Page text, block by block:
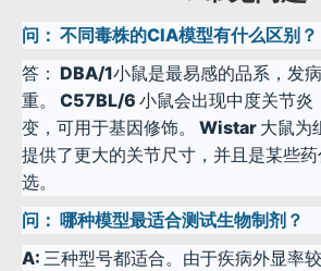
问： 不同毒株的CIA模型有什么区别？
答： DBA/1小鼠是最易感的品系，发
重。 C57BL/6 小鼠会出现中度关节炎
变，可用于基因修饰。 Wistar 大鼠为
提供了更大的关节尺寸，并且是某些
选。
问： 哪种模型最适合测试生物制剂？
A: 三种型号都适合。由于疾病外显率